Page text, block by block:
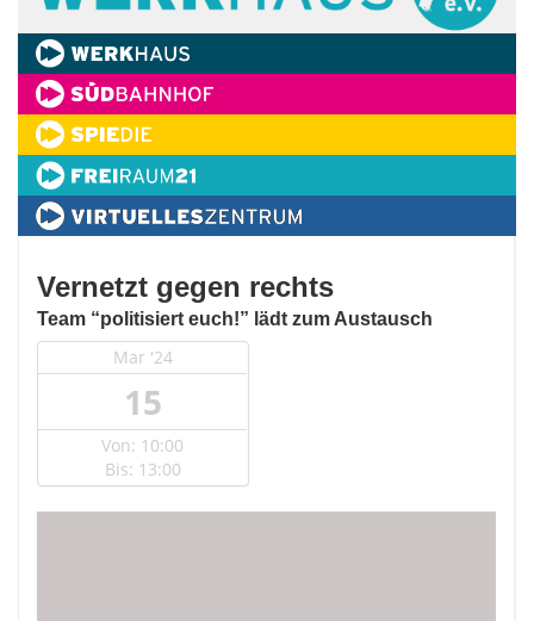
Vernetzt gegen rechts
Team “politisiert euch!” lädt zum Austausch
Mar '24
15
Von: 10:00
Bis: 13:00